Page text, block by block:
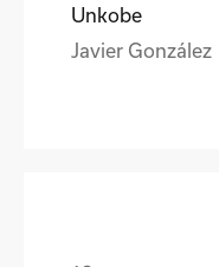
Unkobe
Javier González